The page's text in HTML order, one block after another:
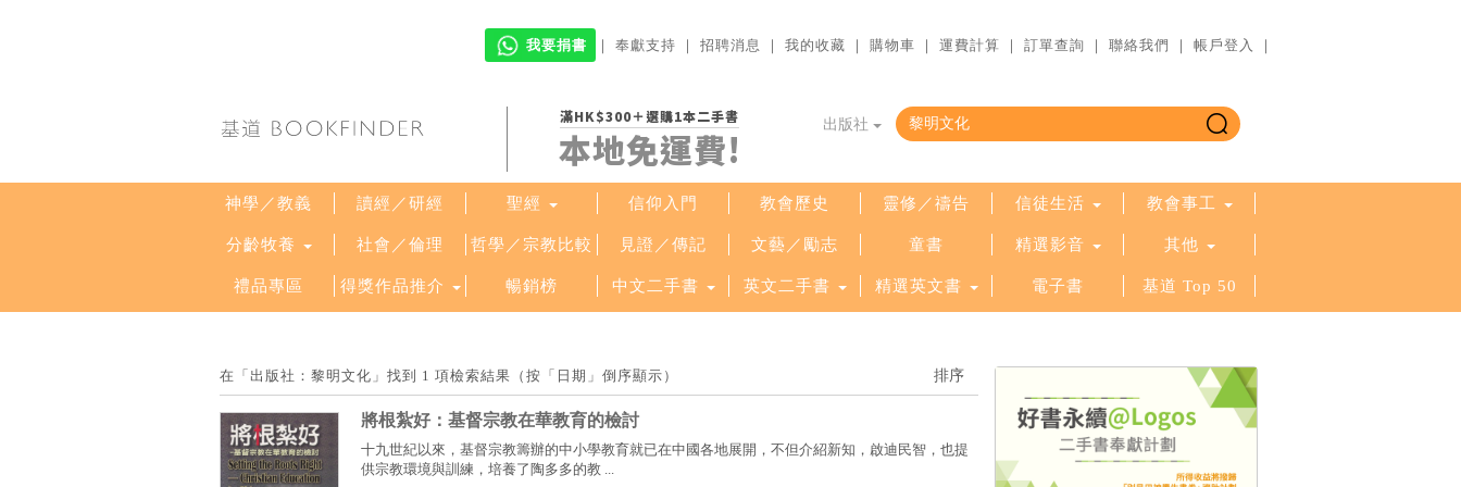
我要捐書 ｜ 奉獻支持 ｜ 招聘消息 ｜ 我的收藏 ｜ 購物車 ｜ 運費計算 ｜ 訂單查詢 ｜ 聯絡我們 ｜ 帳戶登入 ｜
滿HK$300＋選購1本二手書
本地免運費!
出版社
神學／教義 讀經／研經 聖經 信仰入門 教會歷史 靈修／禱告 信徒生活 教會事工
分齡牧養 社會／倫理 哲學／宗教比較 見證／傳記 文藝／勵志 童書 精選影音 其他
禮品專區 得獎作品推介 暢銷榜 中文二手書 英文二手書 精選英文書 電子書 基道 Top 50
在「出版社：黎明文化」找到 1 項檢索結果（按「日期」倒序顯示）
將根紮好：基督宗教在華教育的檢討
十九世紀以來，基督宗教籌辦的中小學教育就已在中國各地展開，不但介紹新知，啟迪民智，也提
供宗教環境與訓練，培養了陶多多的教 ...